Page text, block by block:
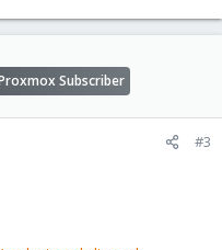
Subscriber
#3